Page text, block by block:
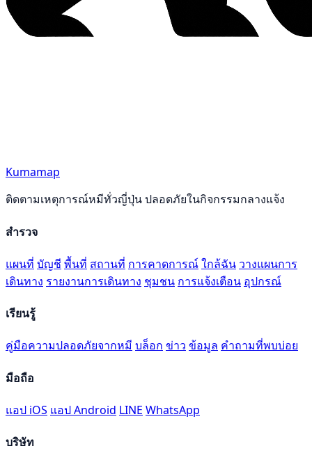
Kumamap
ติดตามเหตุการณ์หมีทั่วญี่ปุ่น ปลอดภัยในกิจกรรมกลางแจ้ง
สำรวจ
แผนที่ บัญชี พื้นที่ สถานที่ การคาดการณ์ใกล้ฉัน วางแผนการ
เดินทาง รายงานการเดินทาง ชุมชน การแจ้งเตือน อุปกรณ์
เรียนรู้
คู่มือความปลอดภัยจากหมี บล็อก ข่าว ข้อมูล คำถามที่พบบ่อย
มือถือ
แอป iOS แอป Android LINE WhatsApp
บริษัท